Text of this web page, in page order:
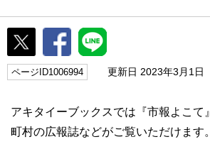
ページID1006994 更新日 2023年3月1日
アキタイーブックスでは『市報よこて
町村の広報誌などがご覧いただけます。